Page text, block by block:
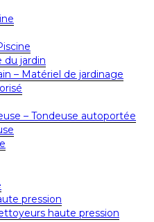
du jardin
– Matériel de jardinage
– Tondeuse autoportée
pression
haute pression